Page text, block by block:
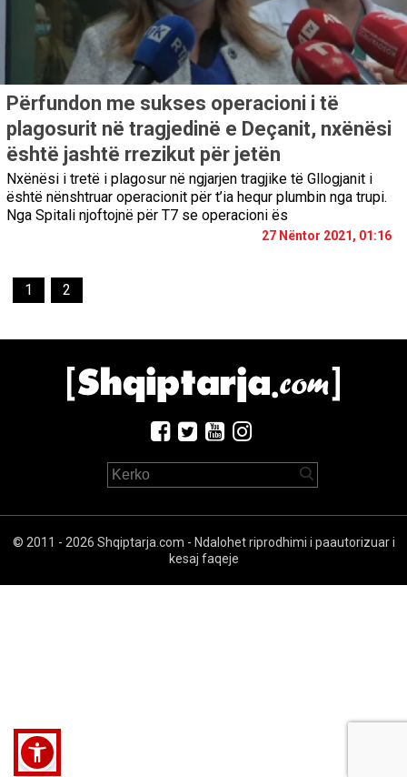
Përfundon me sukses operacioni i të
plagosurit në tragjedinë e Deçanit, nxënësi
është jashtë rrezikut për jetën
Nxënësi i tretë i plagosur në ngjarjen tragjike të Gllogjanit i
është nënshtruar operacionit për t’ia hequr plumbin nga trupi.
Nga Spitali njoftojnë për T7 se operacioni ës
27 Nëntor 2021, 01:16
1 2
© 2011 - 2026 Shqiptarja.com - Ndalohet riprodhimi i paautorizuar i
kesaj faqeje